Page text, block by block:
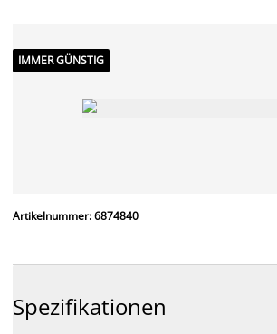
IMMER GÜNSTIG
Artikelnummer: 6874840
Spezifikationen